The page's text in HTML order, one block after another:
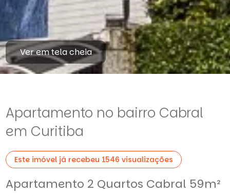
Ver em tela cheia
Apartamento no bairro Cabral
em Curitiba
Este imóvel já recebeu 1546 visualizações
Apartamento 2 Quartos Cabral 59m²